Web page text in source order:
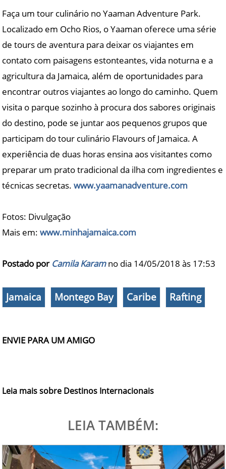
Faça um tour culinário no Yaaman Adventure Park.
Localizado em Ocho Rios, o Yaaman oferece uma série
de tours de aventura para deixar os viajantes em
contato com paisagens estonteantes, vida noturna e a
agricultura da Jamaica, além de oportunidades para
encontrar outros viajantes ao longo do caminho. Quem
visita o parque sozinho à procura dos sabores originais
do destino, pode se juntar aos pequenos grupos que
participam do tour culinário Flavours of Jamaica. A
experiência de duas horas ensina aos visitantes como
preparar um prato tradicional da ilha com ingredientes e
técnicas secretas.www.yaamanadventure.com
Fotos: Divulgação
Mais em:www.minhajamaica.com
Postado por Camila Karamno dia 14/05/2018 às 17:53
Jamaica Montego Bay Caribe Rafting
ENVIE PARA UM AMIGO
Leia mais sobre Destinos Internacionais
LEIA TAMBÉM: